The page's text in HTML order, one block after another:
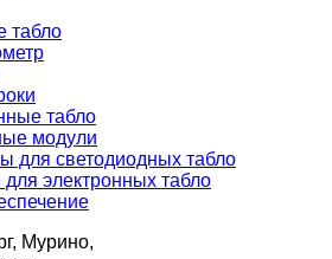
табло
табло
модули
для светодиодных табло
электронных табло
Мурино,